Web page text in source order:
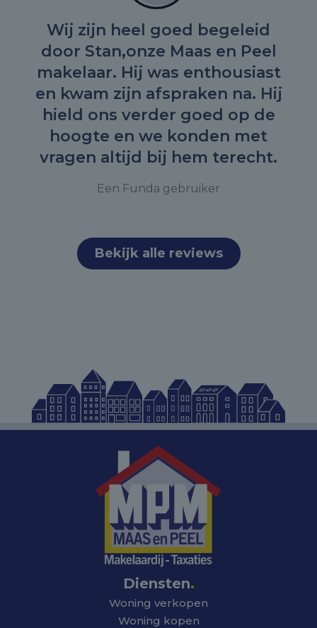
Wij zijn heel goed begeleid
door Stan,onze Maas en Peel
makelaar. Hij was enthousiast
en kwam zijn afspraken na. Hij
hield ons verder goed op de
hoogte en we konden met
vragen altijd bij hem terecht.
Een Funda gebruiker
Bekijk alle reviews
Diensten.
Woning verkopen
Woning kopen